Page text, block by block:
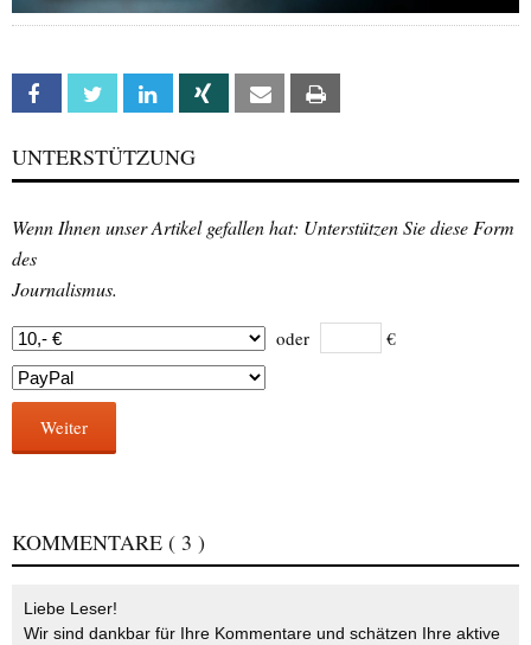
Facebook Twitter Linkedin Xing Email
UNTERSTÜTZUNG
Wenn Ihnen unser Artikel gefallen hat: Unterstützen Sie diese Form
des
Journalismus.
oder €
Weiter
KOMMENTARE ( 3 )
Liebe Leser!
Wir sind dankbar für Ihre Kommentare und schätzen Ihre aktive